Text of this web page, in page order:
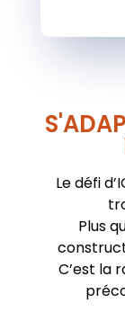
Le défi
Plus
C’est la